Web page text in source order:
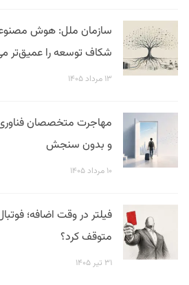
سازمان ملل: هوش
شکاف توسعه را عمیق‌تر
۱۳ مرداد ۱۴۰۵
مهاجرت متخصصان
و بدون سنجش
۱۰ مرداد ۱۴۰۵
متوقف کرد؟
۳۱ تیر ۱۴۰۵